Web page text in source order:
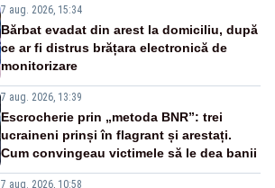
7 aug. 2026, 15:34
Bărbat evadat din arest la domiciliu, după
ce ar fi distrus brățara electronică de
monitorizare
7 aug. 2026, 13:39
Escrocherie prin „metoda BNR”: trei
ucraineni prinși în flagrant și arestați.
Cum convingeau victimele să le dea banii
7 aug. 2026, 10:58